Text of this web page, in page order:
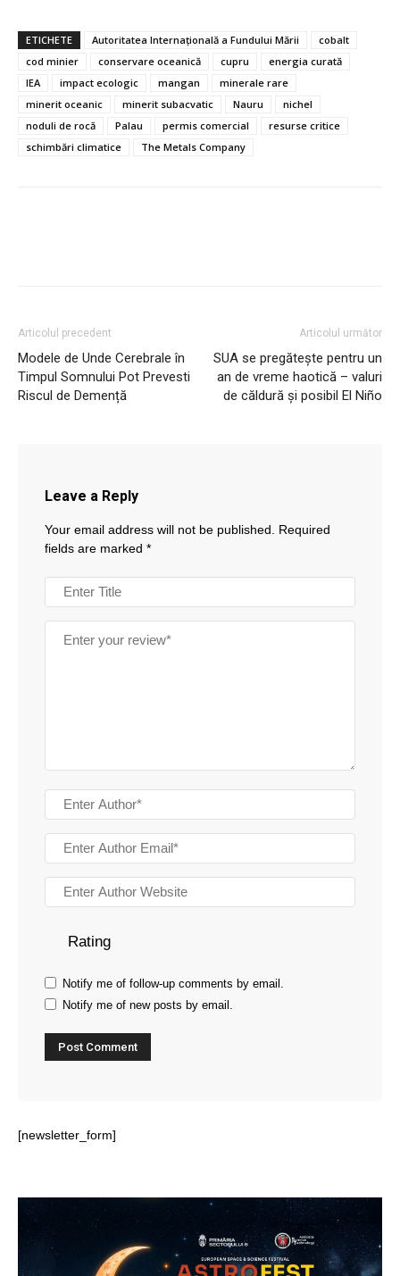
ETICHETE Autoritatea Internațională a Fundului Mării
cobalt
cod minier
conservare oceanică cupru
energia curată
IEA
impact ecologic mangan
minerale rare
minerit oceanic
minerit subacvatic Nauru
nichel
noduli de rocă
Palau permis comercial
resurse critice
schimbări climatice
The Metals Company
Articolul precedent
Modele de Unde Cerebrale în
Timpul Somnului Pot Prevesti
Riscul de Demență
Articolul următor
SUA se pregătește pentru un
an de vreme haotică – valuri
de căldură și posibil El Niño
Leave a Reply
Your email address will not be published.
Required
fields are marked *
Rating
Notify me of follow-up comments by email.
Notify me of new posts by email.
[newsletter_form]